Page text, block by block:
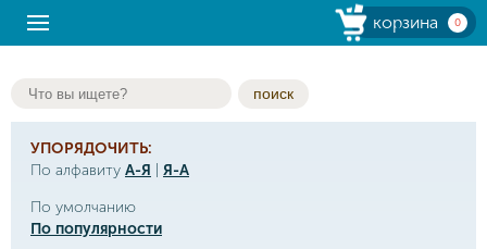
корзина 0
поиск
УПОРЯДОЧИТЬ:
По алфавиту А-Я
Я-А
По умолчанию
По популярности